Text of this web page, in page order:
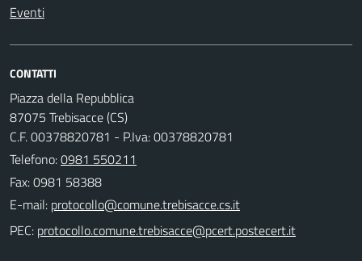
Eventi
CONTATTI
Piazza della Repubblica
87075 Trebisacce (CS)
C.F. 00378820781 - P.Iva: 00378820781
Telefono:0981 550211
Fax: 0981 58388
E-mail:
PEC: